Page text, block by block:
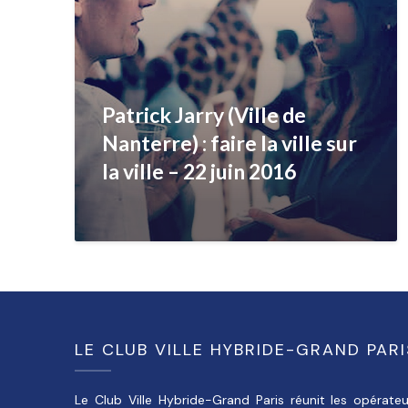
Patrick Jarry (Ville de
Nanterre) : faire la ville sur
la ville – 22 juin 2016
LE CLUB VILLE HYBRIDE-GRAND
Le Club Ville Hybride-Grand Paris réunit les